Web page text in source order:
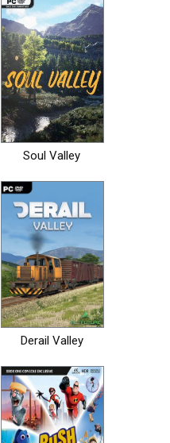
Soul Valley
Derail Valley